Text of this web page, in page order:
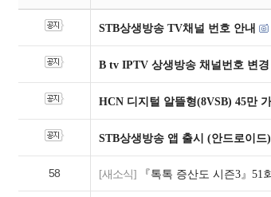
STB상생방송 TV채널 번호 안내
B tv IPTV 상생방송 채널번호 변경
HCN 디지털 알뜰형(8VSB) 45만
STB상생방송 앱 출시 (안드로이드)
58 [새소식] 『톡톡 증산도 시즌3』51